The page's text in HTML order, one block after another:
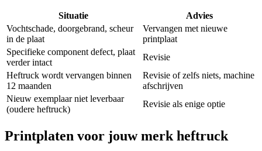
Situatie
Advies
Vochtschade, doorgebrand, scheur
in de plaat
Vervangen met nieuwe
printplaat
Specifieke component defect, plaat
verder intact
Revisie
Heftruck wordt vervangen binnen
12 maanden
Revisie of zelfs niets, machine
afschrijven
Nieuw exemplaar niet leverbaar
(oudere heftruck)
Revisie als enige optie
Printplaten voor jouw merk heftruck